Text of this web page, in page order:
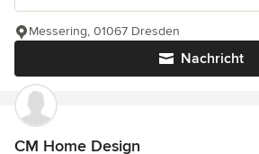
Nachricht
Messering, 01067 Dresden
CM Home Design